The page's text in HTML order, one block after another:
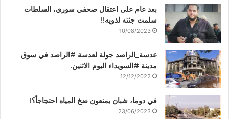
بعد عام على اعتقال صحفي سوري، السلطات
سلمت جثته لذويه!!
10/08/2023
عدسة_الراصد جولة لعدسة #الراصد في سوق
مدينة #السويداء اليوم الاثنين.
12/12/2022
في دوما، شبان يمنعون ضخ المياه احتجاجاً؟!
23/06/2023